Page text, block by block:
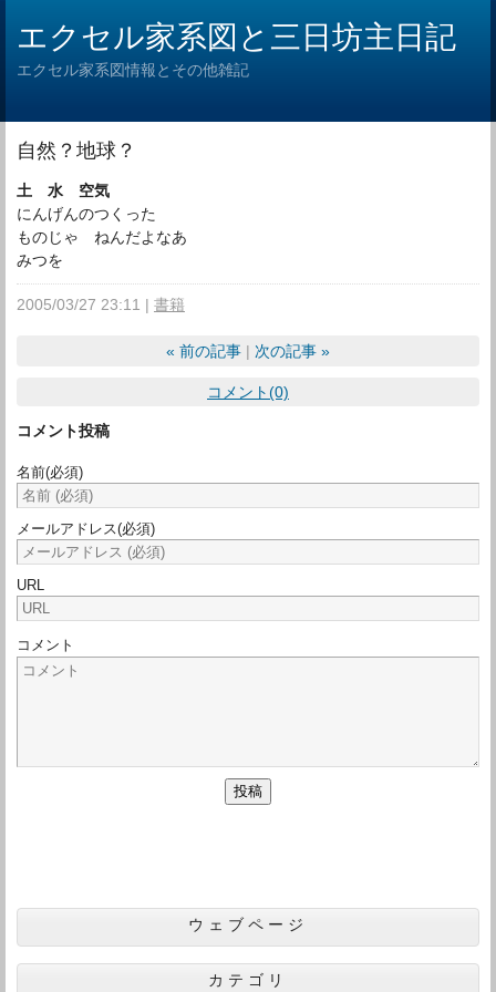
エクセル家系図と三日坊主日記
エクセル家系図情報とその他雑記
自然？地球？
土 水 空気
にんげんのつくった
ものじゃ ねんだよなあ
みつを
2005/03/27 23:11 書籍
« 前の記事 次の記事 »
コメント(0)
コメント投稿
名前(必須)
メールアドレス(必須)
URL
コメント
ウェブページ
カテゴリ